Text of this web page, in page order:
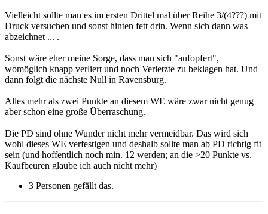
Vielleicht sollte man es im ersten Drittel mal über Reihe 3/(4???) mit
Druck versuchen und sonst hinten fett drin. Wenn sich dann was
abzeichnet ... .
Sonst wäre eher meine Sorge, dass man sich "aufopfert",
womöglich knapp verliert und noch Verletzte zu beklagen hat. Und
dann folgt die nächste Null in Ravensburg.
Alles mehr als zwei Punkte an diesem WE wäre zwar nicht genug
aber schon eine große Überraschung.
Die PD sind ohne Wunder nicht mehr vermeidbar. Das wird sich
wohl dieses WE verfestigen und deshalb sollte man ab PD richtig fit
sein (und hoffentlich noch min. 12 werden; an die >20 Punkte vs.
Kaufbeuren glaube ich auch nicht mehr)
3 Personen gefällt das.